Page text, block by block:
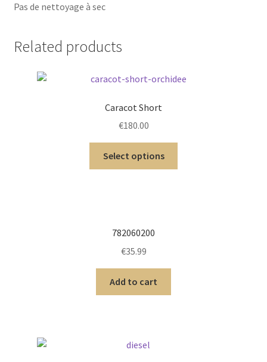
Pas de nettoyage à sec
Related products
Caracot Short
€180.00
Select options
782060200
€35.99
Add to cart